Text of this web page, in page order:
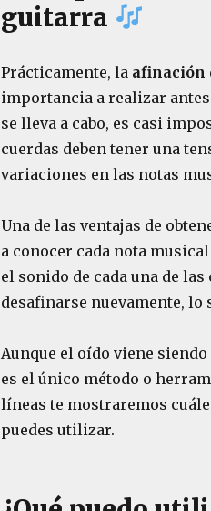
guitarra
Prácticamente, la afinación
importancia a realizar antes
se lleva a cabo, es casi
cuerdas deben tener una
variaciones en las notas
Una de las ventajas de
a conocer cada nota
el sonido de cada una de
desafinarse nuevamente, lo
Aunque el oído viene
es el único método o
líneas te mostraremos
puedes utilizar.